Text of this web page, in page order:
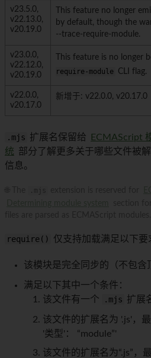
v23.5.0,
v22.13.0,
v20.19.0
This feature no longer
by default, though the
--trace-require-module.
v23.0.0,
v22.12.0,
v20.19.0
This feature is no longer
require-module CLI flag.
v22.0.0,
v20.17.0
新增于: v22.0.0, v20.17.0
.mjs 扩展名保留给 ECMAScript
统 部分了解更多关于哪些文件被
信息。
require() 仅支持加载满足以下要
该模块是完全同步的（不包含
满足以下其中一个条件：
该文件有一个
.mjs 扩展
该文件的扩展名为 '.js'，
'类型'： “module”'
该文件的扩展名为“.js”，